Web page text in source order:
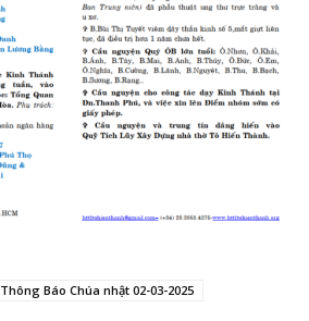
Thông Báo Chúa nhật 02-03-2025